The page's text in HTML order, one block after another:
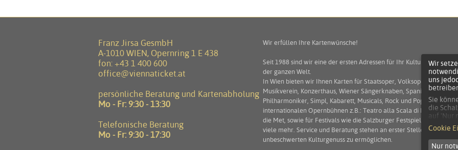
Franz Jirsa GesmbH
A-1010 WIEN, Opernring 1 E 438
fon: +43 1 400 600
office@viennaticket.at
persönliche Beratung und Kartenabholung
Mo - Fr: 9:30 - 13:30
Telefonische Beratung
Mo - Fr: 9:30 - 17:30
Wir erfüllen Ihre Kartenwünsche!
Seit 1988 sind wir eine der ersten Adressen für Ihr Kulturprogramm
der ganzen Welt.
In Wien bieten wir Ihnen Karten für Staatsoper, Volksoper,
Musikverein, Konzerthaus, Wiener Sängerknaben, Spanische
Philharmoniker, Simpl, Kabarett, Musicals, Rock und Pop! Darüber
internationalen Opernbühnen z.B.: Teatro alla Scala di Milano,
die Met, sowie für Festivals wie die Salzburger Festspiele, die Arena
viele mehr. Service und Beratung stehen an erster Stelle um Ihnen
unbeschwerten Kulturgenuss zu ermöglichen.
Wir
uns
Sie
die
auf 'Nur
Die
Sie
Cookie
Nur